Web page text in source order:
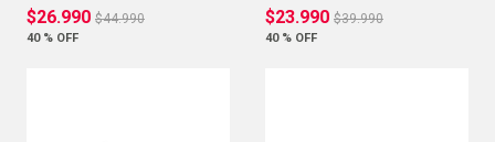
$26.990 $44.990
40 % OFF
$23.990 $39.990
40 % OFF